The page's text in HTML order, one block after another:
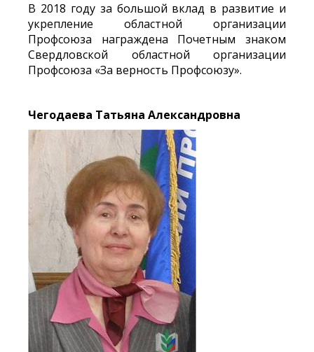
В 2018 году за большой вклад в развитие и
укрепление областной организации
Профсоюза награждена Почетным знаком
Свердловской областной организации
Профсоюза «За верность Профсоюзу».
Чегодаева Татьяна Александровна